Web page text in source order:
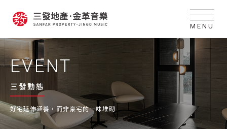
MENU
EVENT
三發動態
好宅延伸涵養，而非豪宅的一味堆砌